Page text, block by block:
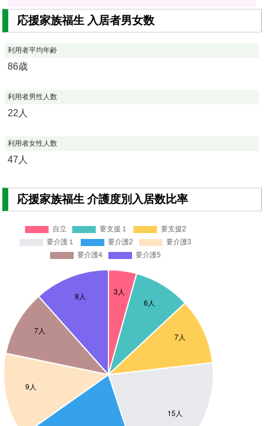
応援家族福生 入居者男女数
利用者平均年齢
86歳
利用者男性人数
22人
利用者女性人数
47人
応援家族福生 介護度別入居数比率